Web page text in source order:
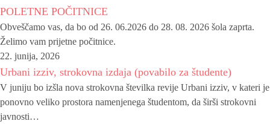
POLETNE POČITNICE
Obveščamo vas, da bo od 26. 06.2026 do 28. 08. 2026 šola zaprta.
Želimo vam prijetne počitnice.
22. junija, 2026
Urbani izziv, strokovna izdaja (povabilo za študente)
V juniju bo izšla nova strokovna številka revije Urbani izziv, v kateri je
ponovno veliko prostora namenjenega študentom, da širši strokovni
javnosti…